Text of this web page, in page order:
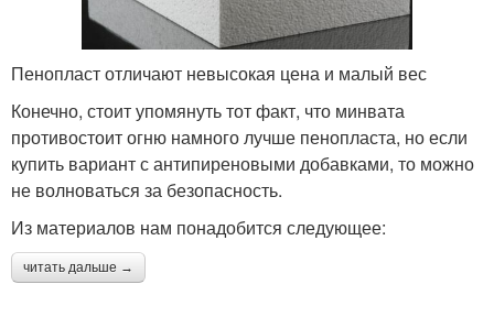
Пенопласт отличают невысокая цена и малый вес
Конечно, стоит упомянуть тот факт, что минвата
противостоит огню намного лучше пенопласта, но если
купить вариант с антипиреновыми добавками, то можно
не волноваться за безопасность.
Из материалов нам понадобится следующее:
читать дальше →